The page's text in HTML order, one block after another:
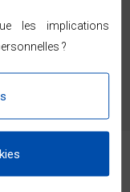
les implications
?